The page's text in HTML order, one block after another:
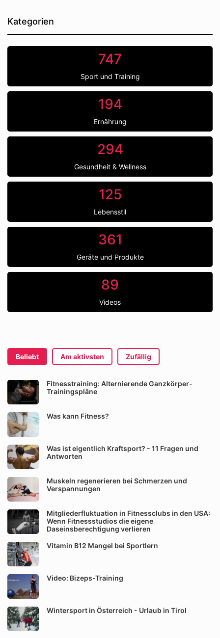
Kategorien
747
Sport und Training
194
Ernährung
294
Gesundheit & Wellness
125
Lebensstil
361
Geräte und Produkte
89
Videos
Beliebt Am aktivsten Zufällig
Fitnesstraining: Alternierende Ganzkörper-
Trainingspläne
Was kann Fitness?
Was ist eigentlich Kraftsport? - 11 Fragen und
Antworten
Muskeln regenerieren bei Schmerzen und
Verspannungen
Mitgliederfluktuation in Fitnessclubs in den USA:
Wenn Fitnessstudios die eigene
Daseinsberechtigung verlieren
Vitamin B12 Mangel bei Sportlern
Video: Bizeps-Training
Wintersport in Österreich - Urlaub in Tirol